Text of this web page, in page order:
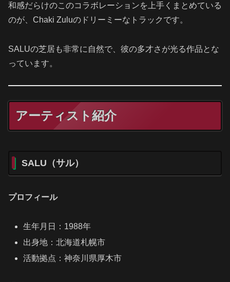
和感だらけのこのコラボレーションを上手くまとめている
のが、Chaki Zuluのドリーミーなトラックです。
SALUの芝居も非常に自然で、彼の多才さが光る作品とな
っています。
アーティスト紹介
SALU（サル）
プロフィール
生年月日：1988年
出身地：北海道札幌市
活動拠点：神奈川県厚木市